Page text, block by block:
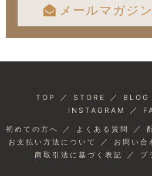
メールマガジ
TOP ／ STORE ／ BLOG
INSTAGRAM ／
初めての方へ ／ よくある質問 ／
お支払い方法について ／ お問い合
商取引法に基づく表記
／ プ